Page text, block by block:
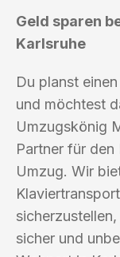
Geld sparen
Karlsruhe
Du planst
und möchtest
Umzugskönig
Partner für
Umzug. Wir
sicher und